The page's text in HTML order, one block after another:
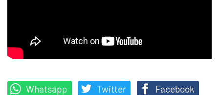
Whatsapp Twitter
Facebook